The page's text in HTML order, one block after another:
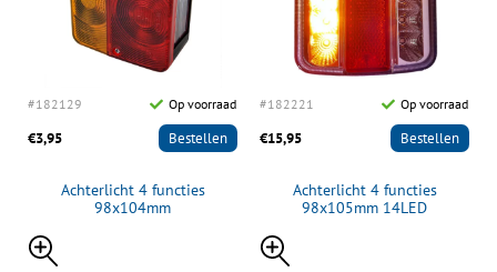
#182129 Op voorraad
€3,95 Bestellen
Achterlicht 4 functies
98x104mm
#182221 Op voorraad
€15,95 Bestellen
Achterlicht 4 functies
98x105mm 14LED